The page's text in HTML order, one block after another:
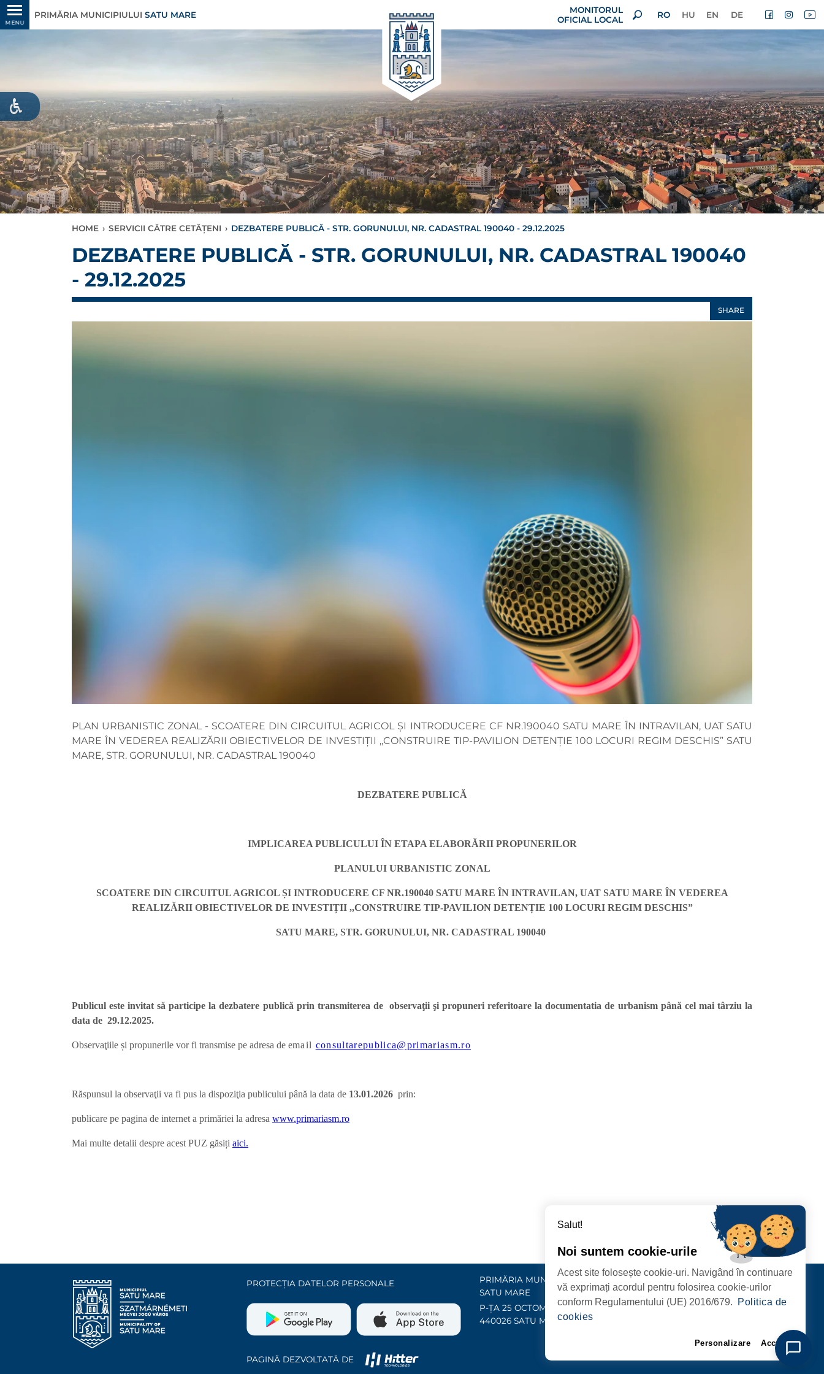
MENU
PRIMĂRIA MUNICIPIULUI SATU MARE
MONITORUL
OFICIAL LOCAL
RO HU EN DE
HOME › SERVICII CĂTRE CETĂȚENI › DEZBATERE PUBLICĂ - STR. GORUNULUI, NR. CADASTRAL 190040 - 29.12.2025
DEZBATERE PUBLICĂ - STR. GORUNULUI, NR. CADASTRAL 190040
- 29.12.2025
SHARE
PLAN URBANISTIC ZONAL - SCOATERE DIN CIRCUITUL AGRICOL ȘI INTRODUCERE CF NR.190040 SATU MARE ÎN INTRAVILAN, UAT SATU
MARE ÎN VEDEREA REALIZĂRII OBIECTIVELOR DE INVESTIȚII ,,CONSTRUIRE TIP-PAVILION DETENȚIE 100 LOCURI REGIM DESCHIS” SATU
MARE, STR. GORUNULUI, NR. CADASTRAL 190040
DEZBATERE PUBLICĂ
IMPLICAREA PUBLICULUI ÎN ETAPA ELABORĂRII PROPUNERILOR
PLANULUI URBANISTIC ZONAL
SCOATERE DIN CIRCUITUL AGRICOL ȘI INTRODUCERE CF NR.190040 SATU MARE ÎN INTRAVILAN, UAT SATU MARE ÎN VEDEREA
REALIZĂRII OBIECTIVELOR DE INVESTIȚII ,,CONSTRUIRE TIP-PAVILION DETENȚIE 100 LOCURI REGIM DESCHIS”
SATU MARE, STR. GORUNULUI, NR. CADASTRAL 190040
Publicul este invitat să participe la dezbatere publică prin transmiterea de observaţii şi propuneri referitoare la documentatia de urbanism până cel mai târziu la
data de 29.12.2025.
Observaţiile și propunerile vor fi transmise pe adresa de email consultarepublica@primariasm.ro
Răspunsul la observaţii va fi pus la dispoziţia publicului până la data de 13.01.2026 prin:
publicare pe pagina de internet a primăriei la adresa www.primariasm.ro
Mai multe detalii despre acest PUZ găsiți aici.
PROTECȚIA DATELOR PERSONALE
PAGINĂ DEZVOLTATĂ DE
PRIMĂRIA MUNICIPIULUI
SATU MARE
P-ȚA 25 OCTOMBRIE, NR. 1 CORP M,
440026 SATU MARE
Contact
URMĂRIȚI-NE
Salut!
Noi suntem cookie-urile
Acest site folosește cookie-uri. Navigând în continuare
vă exprimați acordul pentru folosirea cookie-urilor
conform Regulamentului (UE) 2016/679.
Politica de
cookies
Personalizare Accept